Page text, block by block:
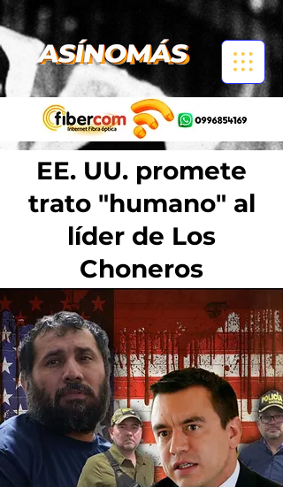
EE. UU. promete
trato "humano" al
líder de Los
Choneros